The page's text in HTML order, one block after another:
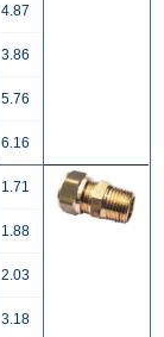
4.87
3.86
5.76
6.16
1.71
1.88
2.03
3.18